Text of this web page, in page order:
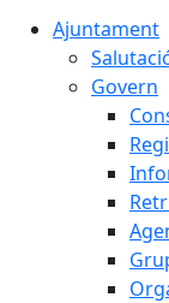
Ajuntament
Govern